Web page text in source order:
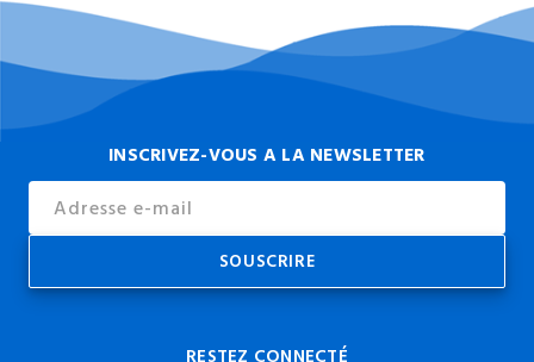
INSCRIVEZ-VOUS A LA NEWSLETTER
Address